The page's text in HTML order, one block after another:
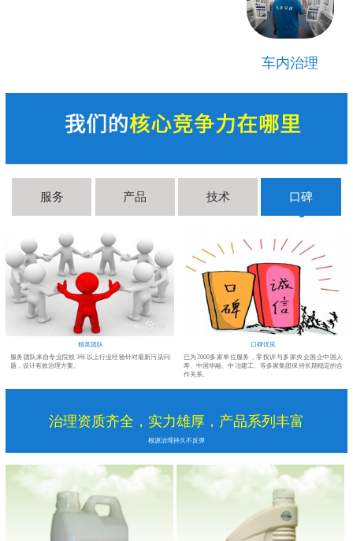
车内治理
服务 产品 技术 口碑
精英团队
服务团队来自专业院校 3年以上行业经验针对最新污染问
题，设计有效治理方案。
口碑优良
已为2000多家单位服务，零投诉与多家央企国企中国人
寿、中国华融、中冶建工、等多家集团保持长期稳定的合
作关系。
治理资质齐全，实力雄厚，产品系列丰富
根源治理持久不反弹